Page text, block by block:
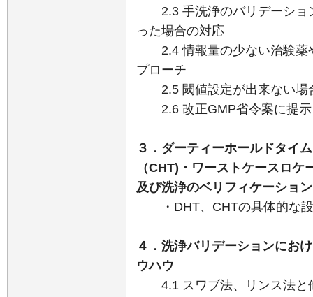
2.3 手洗浄のバリデーショ
った場合の対応
2.4 情報量の少ない治験薬
プローチ
2.5 閾値設定が出来ない場
2.6 改正GMP省令案に提示
３．ダーティーホールドタイ
（CHT)・ワーストケースロ
及び洗浄のベリフィケーション
・DHT、CHTの具体的な設
４．洗浄バリデーションにお
ウハウ
4.1 スワブ法、リンス法と